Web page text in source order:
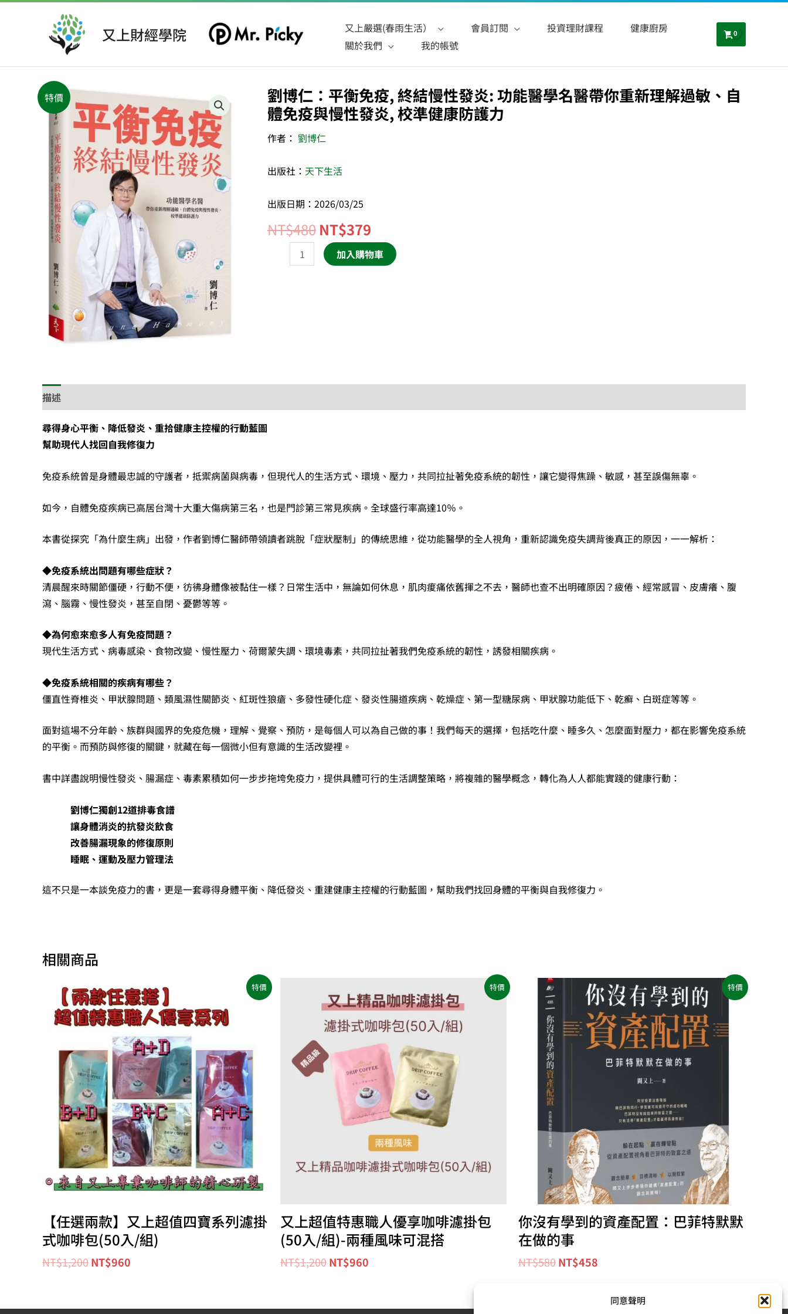
同意聲明
又上財經學院 又上嚴選(春雨生活） 會員訂閱 投資理財課程
健康廚房
關於我們
我的帳號
特價
劉博仁：平衡免疫, 終結慢性發炎: 功能醫學名醫帶你重新理解過敏、自
體免疫與慢性發炎, 校準健康防護力
作者： 劉博仁
出版社： 天下生活
出版日期：2026/03/25
NT$480
原
始
價
格：
NT$379
目
前
價
劉
博
仁：
平
免
終
結
醫
理
過
自
疫
發
準
康
防
力
加入購物車
描述
尋得身心平衡、降低發炎、重拾健康主控權的行動藍圖
幫助現代人找回自我修復力
免疫系統曾是身體最忠誠的守護者，抵禦病菌與病毒，但現代人的生活方式、環境、壓力，共同拉扯著免疫系統的韌性，讓它變得焦躁、敏感，甚至誤傷無辜。
如今，自體免疫疾病已高居台灣十大重大傷病第三名，也是門診第三常見疾病。全球盛行率高達10％。
本書從探究「為什麼生病」出發，作者劉博仁醫師帶領讀者跳脫「症狀壓制」的傳統思維，從功能醫學的全人視角，重新認識免疫失調背後真正的原因，一一解析：
◆免疫系統出問題有哪些症狀？
清晨醒來時關節僵硬，行動不便，彷彿身體像被黏住一樣？日常生活中，無論如何休息，肌肉痠痛依舊揮之不去，醫師也查不出明確原因？疲倦、經常感冒、皮膚癢、腹
瀉、腦霧、慢性發炎，甚至自閉、憂鬱等等。
◆為何愈來愈多人有免疫問題？
現代生活方式、病毒感染、食物改變、慢性壓力、荷爾蒙失調、環境毒素，共同拉扯著我們免疫系統的韌性，誘發相關疾病。
◆免疫系統相關的疾病有哪些？
僵直性脊椎炎、甲狀腺問題、類風濕性關節炎、紅斑性狼瘡、多發性硬化症、發炎性腸道疾病、乾燥症、第一型糖尿病、甲狀腺功能低下、乾癬、白斑症等等。
面對這場不分年齡、族群與國界的免疫危機，理解、覺察、預防，是每個人可以為自己做的事！我們每天的選擇，包括吃什麼、睡多久、怎麼面對壓力，都在影響免疫系統
的平衡。而預防與修復的關鍵，就藏在每一個微小但有意識的生活改變裡。
書中詳盡說明慢性發炎、腸漏症、毒素累積如何一步步拖垮免疫力，提供具體可行的生活調整策略，將複雜的醫學概念，轉化為人人都能實踐的健康行動：
劉博仁獨創12道排毒食譜
讓身體消炎的抗發炎飲食
改善腸漏現象的修復原則
睡眠、運動及壓力管理法
這不只是一本談免疫力的書，更是一套尋得身體平衡、降低發炎、重建健康主控權的行動藍圖，幫助我們找回身體的平衡與自我修復力。
相關商品
特價
【任選兩款】又上超值四寶系列濾掛
式咖啡包(50入/組)
NT$1,200
始
價
格：
NT$1,200。
NT$960
目
前
價
格：
NT$960。
特價
又上超值特惠職人優享咖啡濾掛包
(50入/組)-兩種風味可混搭
NT$1,200
始
價
格：
NT$1,200。
NT$960
前
價
格：
NT$960。
特價
你沒有學到的資產配置：巴菲特默默
在做的事
NT$580
格：
NT$580。
NT$458
目
前
價
格：
NT$458。